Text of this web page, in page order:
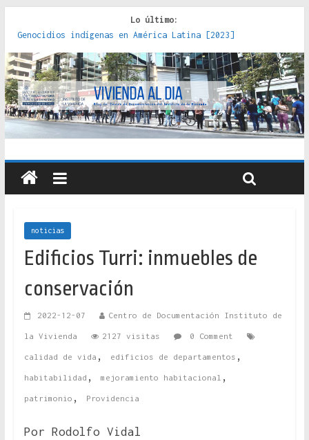
Lo último:
Genocidios indígenas en América Latina [2023]
Estudios sobre la espacialización de los Estados :
políticas, prácticas y representaciones [2022]
Donde el pedernal choca con el acero : hacia una teoría
crítica de las fronteras latinoamericanas [2020]
Criterios técnicos para una vivienda adecuada [2019]
Red de consultorios de la Caja del Seguro Obrero en
Santiago : un patrimonio emblemático [2014]
noticias
Edificios Turri: inmuebles de
conservación
2022-12-07 Centro de Documentación Instituto de
la Vivienda 2127 visitas 0 Comment
calidad de vida , edificios de departamentos ,
habitabilidad , mejoramiento habitacional ,
patrimonio , Providencia
Por Rodolfo Vidal